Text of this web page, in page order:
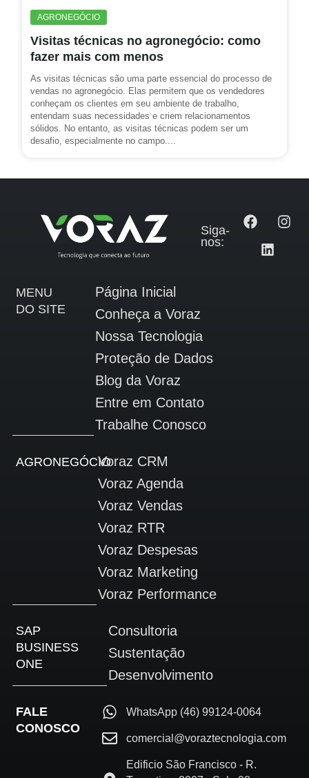
AGRONEGÓCIO
Visitas técnicas no agronegócio: como
fazer mais com menos
As visitas técnicas são uma parte essencial do processo de
vendas no agronegócio. Elas permitem que os vendedores
conheçam os clientes em seu ambiente de trabalho,
entendam suas necessidades e criem relacionamentos
sólidos. No entanto, as visitas técnicas podem ser um
desafio, especialmente no campo....
Siga-
nos:
MENU
DO SITE
Página Inicial
Conheça a Voraz
Nossa Tecnologia
Proteção de Dados
Blog da Voraz
Entre em Contato
Trabalhe Conosco
AGRONEGÓCIOVoraz CRM
Voraz Agenda
Voraz Vendas
Voraz RTR
Voraz Despesas
Voraz Marketing
Voraz Performance
SAP
BUSINESS
ONE
Consultoria
Sustentação
Desenvolvimento
FALE
CONOSCO
WhatsApp (46) 99124-0064
comercial@voraztecnologia.com
Edificio São Francisco - R.